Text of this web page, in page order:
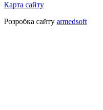
Карта сайту
Розробка сайту armedsoft